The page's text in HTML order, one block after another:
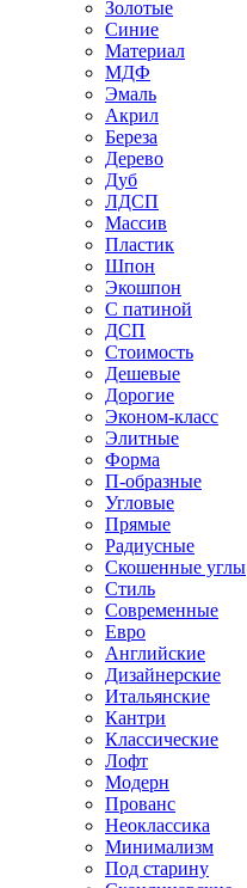
Золотые
Синие
Материал
МДФ
Эмаль
Акрил
Береза
Дерево
Дуб
ЛДСП
Массив
Пластик
Шпон
Экошпон
С патиной
ДСП
Стоимость
Дешевые
Дорогие
Эконом-класс
Элитные
Форма
П-образные
Угловые
Прямые
Радиусные
Скошенные углы
Стиль
Современные
Евро
Английские
Дизайнерские
Итальянские
Кантри
Классические
Лофт
Модерн
Прованс
Неоклассика
Минимализм
Под старину